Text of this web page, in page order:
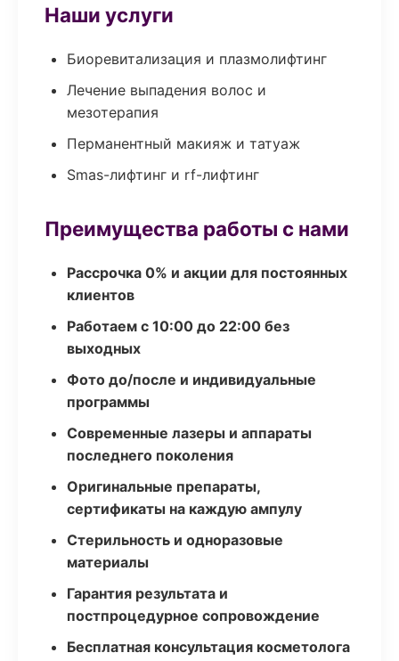
Наши услуги
Биоревитализация и плазмолифтинг
Лечение выпадения волос и
мезотерапия
Перманентный макияж и татуаж
Smas-лифтинг и rf-лифтинг
Преимущества работы с нами
Рассрочка 0% и акции для постоянных
клиентов
Работаем с 10:00 до 22:00 без
выходных
Фото до/после и индивидуальные
программы
Современные лазеры и аппараты
последнего поколения
Оригинальные препараты,
сертификаты на каждую ампулу
Стерильность и одноразовые
материалы
Гарантия результата и
постпроцедурное сопровождение
Бесплатная консультация косметолога